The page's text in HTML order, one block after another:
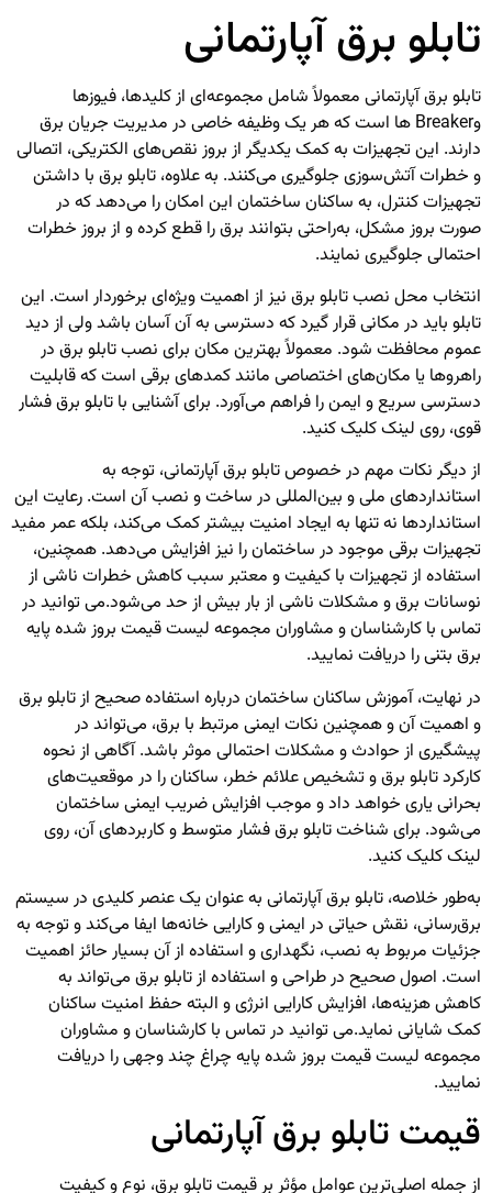
تابلو برق آپارتمانی
تابلو برق آپارتمانی معمولاً شامل مجموعه‌ای از کلیدها، فیوزها
وBreaker ها است که هر یک وظیفه خاصی در مدیریت جریان برق
دارند. این تجهیزات به کمک یکدیگر از بروز نقص‌های الکتریکی، اتصالی
و خطرات آتش‌سوزی جلوگیری می‌کنند. به علاوه، تابلو برق با داشتن
تجهیزات کنترل، به ساکنان ساختمان این امکان را می‌دهد که در
صورت بروز مشکل، به‌راحتی بتوانند برق را قطع کرده و از بروز خطرات
احتمالی جلوگیری نمایند.
انتخاب محل نصب تابلو برق نیز از اهمیت ویژه‌ای برخوردار است. این
تابلو باید در مکانی قرار گیرد که دسترسی به آن آسان باشد ولی از دید
عموم محافظت شود. معمولاً بهترین مکان برای نصب تابلو برق در
راهروها یا مکان‌های اختصاصی مانند کمدهای برقی است که قابلیت
دسترسی سریع و ایمن را فراهم می‌آورد. برای آشنایی با تابلو برق فشار
قوی، روی لینک کلیک کنید.
از دیگر نکات مهم در خصوص تابلو برق آپارتمانی، توجه به
استانداردهای ملی و بین‌المللی در ساخت و نصب آن است. رعایت این
استانداردها نه تنها به ایجاد امنیت بیشتر کمک می‌کند، بلکه عمر مفید
تجهیزات برقی موجود در ساختمان را نیز افزایش می‌دهد. همچنین،
استفاده از تجهیزات با کیفیت و معتبر سبب کاهش خطرات ناشی از
نوسانات برق و مشکلات ناشی از بار بیش از حد می‌شود.می توانید در
تماس با کارشناسان و مشاوران مجموعه لیست قیمت بروز شدهپایه
برق بتنیرا دریافت نمایید.
در نهایت، آموزش ساکنان ساختمان درباره استفاده صحیح از تابلو برق
و اهمیت آن و همچنین نکات ایمنی مرتبط با برق، می‌تواند در
پیشگیری از حوادث و مشکلات احتمالی موثر باشد. آگاهی از نحوه
کارکرد تابلو برق و تشخیص علائم خطر، ساکنان را در موقعیت‌های
بحرانی یاری خواهد داد و موجب افزایش ضریب ایمنی ساختمان
می‌شود. برای شناختتابلو برق فشار متوسطو کاربردهای آن، روی
لینک کلیک کنید.
به‌طور خلاصه، تابلو برق آپارتمانی به عنوان یک عنصر کلیدی در سیستم
برق‌رسانی، نقش حیاتی در ایمنی و کارایی خانه‌ها ایفا می‌کند و توجه به
جزئیات مربوط به نصب، نگهداری و استفاده از آن بسیار حائز اهمیت
است. اصول صحیح در طراحی و استفاده از تابلو برق می‌تواند به
کاهش هزینه‌ها، افزایش کارایی انرژی و البته حفظ امنیت ساکنان
کمک شایانی نماید.می توانید در تماس با کارشناسان و مشاوران
مجموعه لیست قیمت بروز شدهپایه چراغ چند وجهیرا دریافت
نمایید.
قیمت تابلو برق آپارتمانی
از جمله اصلی‌ترین عوامل مؤثر بر قیمت تابلو برق، نوع و کیفیت